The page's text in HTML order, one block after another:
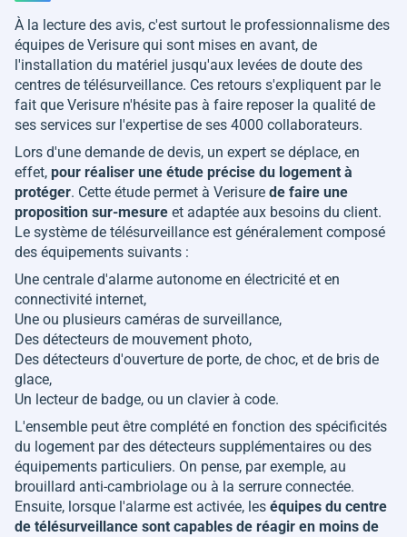
À la lecture des avis, c'est surtout le professionnalisme des
équipes de Verisure qui sont mises en avant, de
l'installation du matériel jusqu'aux levées de doute des
centres de télésurveillance. Ces retours s'expliquent par le
fait que Verisure n'hésite pas à faire reposer la qualité de
ses services sur l'expertise de ses 4000 collaborateurs.
Lors d'une demande de devis, un expert se déplace, en
effet, pour réaliser une étude précise du logement à
protéger. Cette étude permet à Verisure de faire une
proposition sur-mesure et adaptée aux besoins du client.
Le système de télésurveillance est généralement composé
des équipements suivants :
Une centrale d'alarme autonome en électricité et en
connectivité internet,
Une ou plusieurs caméras de surveillance,
Des détecteurs de mouvement photo,
Des détecteurs d'ouverture de porte, de choc, et de bris de
glace,
Un lecteur de badge, ou un clavier à code.
L'ensemble peut être complété en fonction des spécificités
du logement par des détecteurs supplémentaires ou des
équipements particuliers. On pense, par exemple, au
brouillard anti-cambriolage ou à la serrure connectée.
Ensuite, lorsque l'alarme est activée, les équipes du centre
de télésurveillance sont capables de réagir en moins de